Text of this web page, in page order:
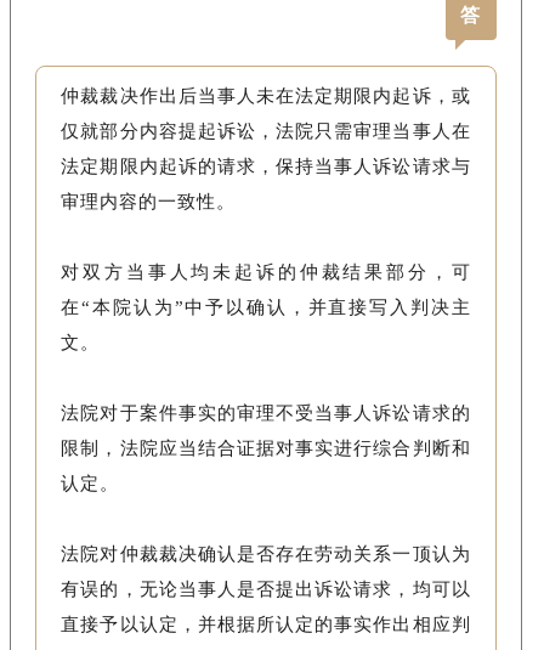
答
仲裁裁决作出后当事人未在法定期限内起诉，或
仅就部分内容提起诉讼，法院只需审理当事人在
法定期限内起诉的请求，保持当事人诉讼请求与
审理内容的一致性。
对双方当事人均未起诉的仲裁结果部分，可
在“本院认为”中予以确认，并直接写入判决主
文。
法院对于案件事实的审理不受当事人诉讼请求的
限制，法院应当结合证据对事实进行综合判断和
认定。
法院对仲裁裁决确认是否存在劳动关系一顶认为
有误的，无论当事人是否提出诉讼请求，均可以
直接予以认定，并根据所认定的事实作出相应判